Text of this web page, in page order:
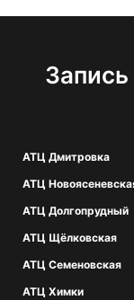
АТЦ Дмитровка
АТЦ
АТЦ Долгопрудный
АТЦ Щёлковская
АТЦ Семеновская
АТЦ Химки